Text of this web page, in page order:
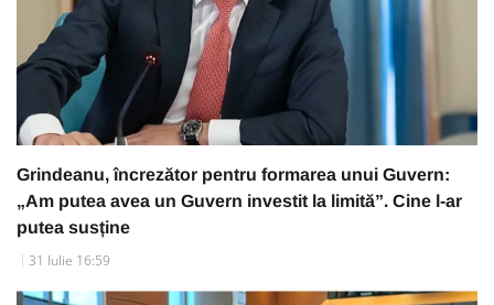
Grindeanu, încrezător pentru formarea unui Guvern:
„Am putea avea un Guvern investit la limită”. Cine l-ar
putea susține
31 Iulie 16:59